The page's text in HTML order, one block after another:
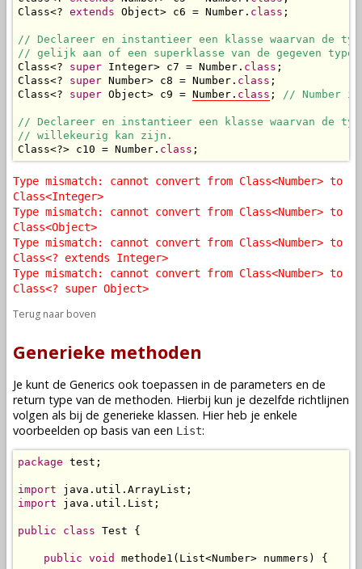
Class<? extends Object> c6 = Number. class ;
// Declareer en instantieer een klasse waarvan de
// gelijk aan of een superklasse van de gegeven
Class<? super Integer> c7 = Number. class ;
Class<? super Number> c8 = Number. class ;
Class<? super Object> c9 = Number. class ; // Number
// Declareer en instantieer een klasse waarvan de
// willekeurig kan zijn.
Class<?> c10 = Number. class ;
Type mismatch: cannot convert from Class<Number> to
Class<Integer>
Type mismatch: cannot convert from Class<Number> to
Class<Object>
Type mismatch: cannot convert from Class<Number> to
Class<? extends Integer>
Type mismatch: cannot convert from Class<Number> to
Class<? super Object>
Terug naar boven
Generieke methoden
Je kunt de Generics ook toepassen in de parameters en de
return type van de methoden. Hierbij kun je dezelfde richtlijnen
volgen als bij de generieke klassen. Hier heb je enkele
voorbeelden op basis van een List:
package test;
import
import java.util.List;
public class Test {
public void methode1(List<Number> nummers) {